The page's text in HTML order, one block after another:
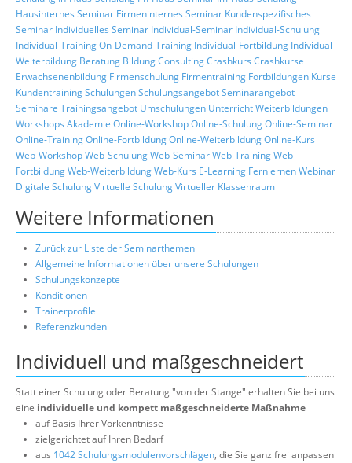
Hausinternes Seminar Firmeninternes Seminar Kundenspezifisches
Seminar Individuelles Seminar Individual-Seminar Individual-Schulung
Individual-TrainingOn-Demand-Training Individual-Fortbildung Individual-
Weiterbildung Beratung BildungConsultingCrashkurs Crashkurse
Erwachsenenbildung Firmenschulung Firmentraining Fortbildungen Kurse
KundentrainingSchulungenSchulungsangebotSeminarangebot
Seminare Trainingsangebot Umschulungen UnterrichtWeiterbildungen
Workshops Akademie Online-WorkshopOnline-SchulungOnline-Seminar
Online-TrainingOnline-FortbildungOnline-WeiterbildungOnline-Kurs
Web-WorkshopWeb-SchulungWeb-SeminarWeb-TrainingWeb-
FortbildungWeb-WeiterbildungWeb-Kurs E-Learning FernlernenWebinar
Digitale SchulungVirtuelle SchulungVirtueller Klassenraum
Weitere Informationen
Zurück zur Liste der Seminarthemen
Allgemeine Informationen über unsere Schulungen
Schulungskonzepte
Konditionen
Trainerprofile
Referenzkunden
Individuell und maßgeschneidert
Statt einer Schulung oder Beratung "von der Stange" erhalten Sie bei uns
eine individuelle und kompett maßgeschneiderte Maßnahme
auf Basis Ihrer Vorkenntnisse
zielgerichtet auf Ihren Bedarf
aus 1042 Schulungsmodulenvorschlägen, die Sie ganz frei anpassen